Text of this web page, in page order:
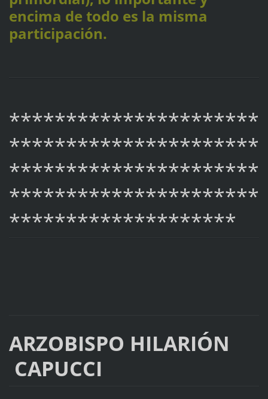
encima de todo es la misma
participación.
**********************
**********************
**********************
**********************
********************
ARZOBISPO HILARIÓN
CAPUCCI